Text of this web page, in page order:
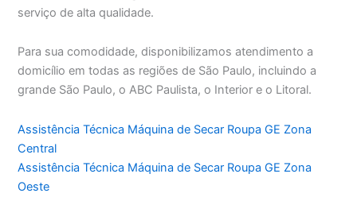
serviço de alta qualidade.
Para sua comodidade, disponibilizamos atendimento a
domicílio em todas as regiões de São Paulo, incluindo a
grande São Paulo, o ABC Paulista, o Interior e o Litoral.
Assistência Técnica Máquina de Secar Roupa GE Zona
Central
Assistência Técnica Máquina de Secar Roupa GE Zona
Oeste